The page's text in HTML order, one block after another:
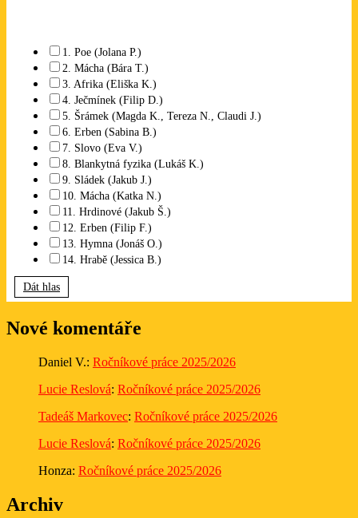
1. Poe (Jolana P.)
2. Mácha (Bára T.)
3. Afrika (Eliška K.)
4. Ječmínek (Filip D.)
5. Šrámek (Magda K., Tereza N., Claudi J.)
6. Erben (Sabina B.)
7. Slovo (Eva V.)
8. Blankytná fyzika (Lukáš K.)
9. Sládek (Jakub J.)
10. Mácha (Katka N.)
11. Hrdinové (Jakub Š.)
12. Erben (Filip F.)
13. Hymna (Jonáš O.)
14. Hrabě (Jessica B.)
Dát hlas
Nové komentáře
Daniel V.: Ročníkové práce 2025/2026
Lucie Reslová: Ročníkové práce 2025/2026
Tadeáš Markovec: Ročníkové práce 2025/2026
Lucie Reslová: Ročníkové práce 2025/2026
Honza: Ročníkové práce 2025/2026
Archiv